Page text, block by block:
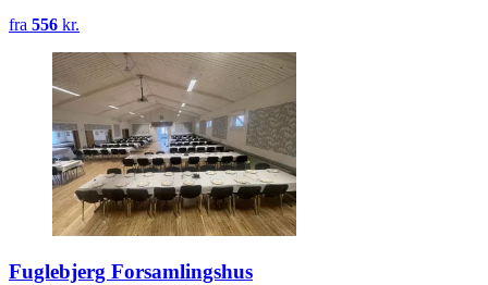
fra 556 kr.
Fuglebjerg Forsamlingshus